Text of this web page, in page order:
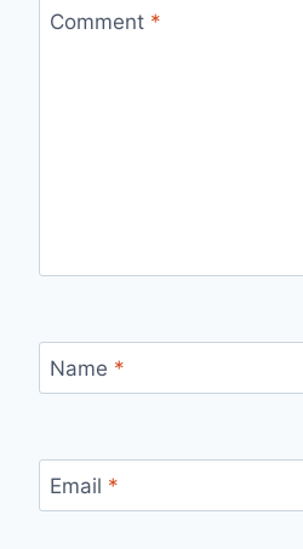
Comment *
Name *
Email *